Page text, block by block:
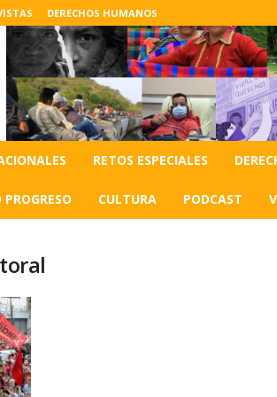
DERECHOS HUMANOS
RETOS ESPECIALES
PROGRESO CULTURA PODCAST